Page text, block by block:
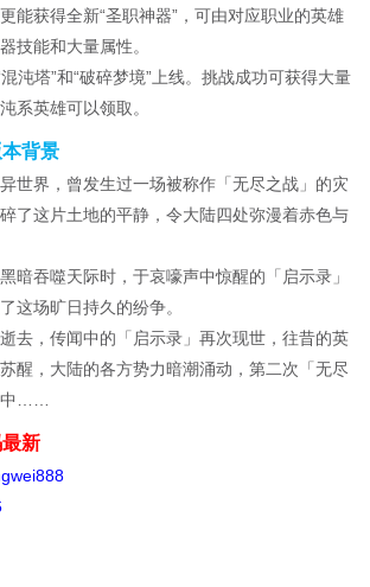
能获得全新“圣职神器”，可由对应职业的英雄
技能和大量属性。
沌塔”和“破碎梦境”上线。挑战成功可获得大量
系英雄可以领取。
背景
世界，曾发生过一场被称作「无尽之战」的灾
了这片土地的平静，令大陆四处弥漫着赤色与
暗吞噬天际时，于哀嚎声中惊醒的「启示录」
这场旷日持久的纷争。
去，传闻中的「启示录」再次现世，往昔的英
醒，大陆的各方势力暗潮涌动，第二次「无尽
中……
新